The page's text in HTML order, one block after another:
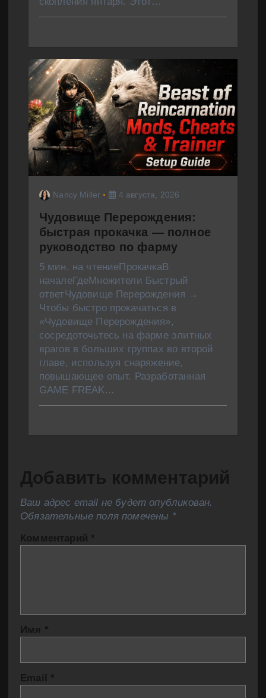
Nancy Miller 4 августа, 2026
Чудовище Перерождения:
быстрая прокачка — полное
руководство по фарму
5 мин. на чтениеПрокачкаВ
началеГдеМножители Быстрый
ответЧудовище Перерождения →
Чтобы быстро прокачаться в
«Чудовище Перерождения»,
сосредоточьтесь на фарме элитных
врагов в больших группах во второй
главе, используя снаряжение,
повышающее опыт. Разработанная
GAME FREAK…
Добавить комментарий
Ваш адрес email не будет опубликован.
Обязательные поля помечены *
Комментарий *
Имя *
Email *